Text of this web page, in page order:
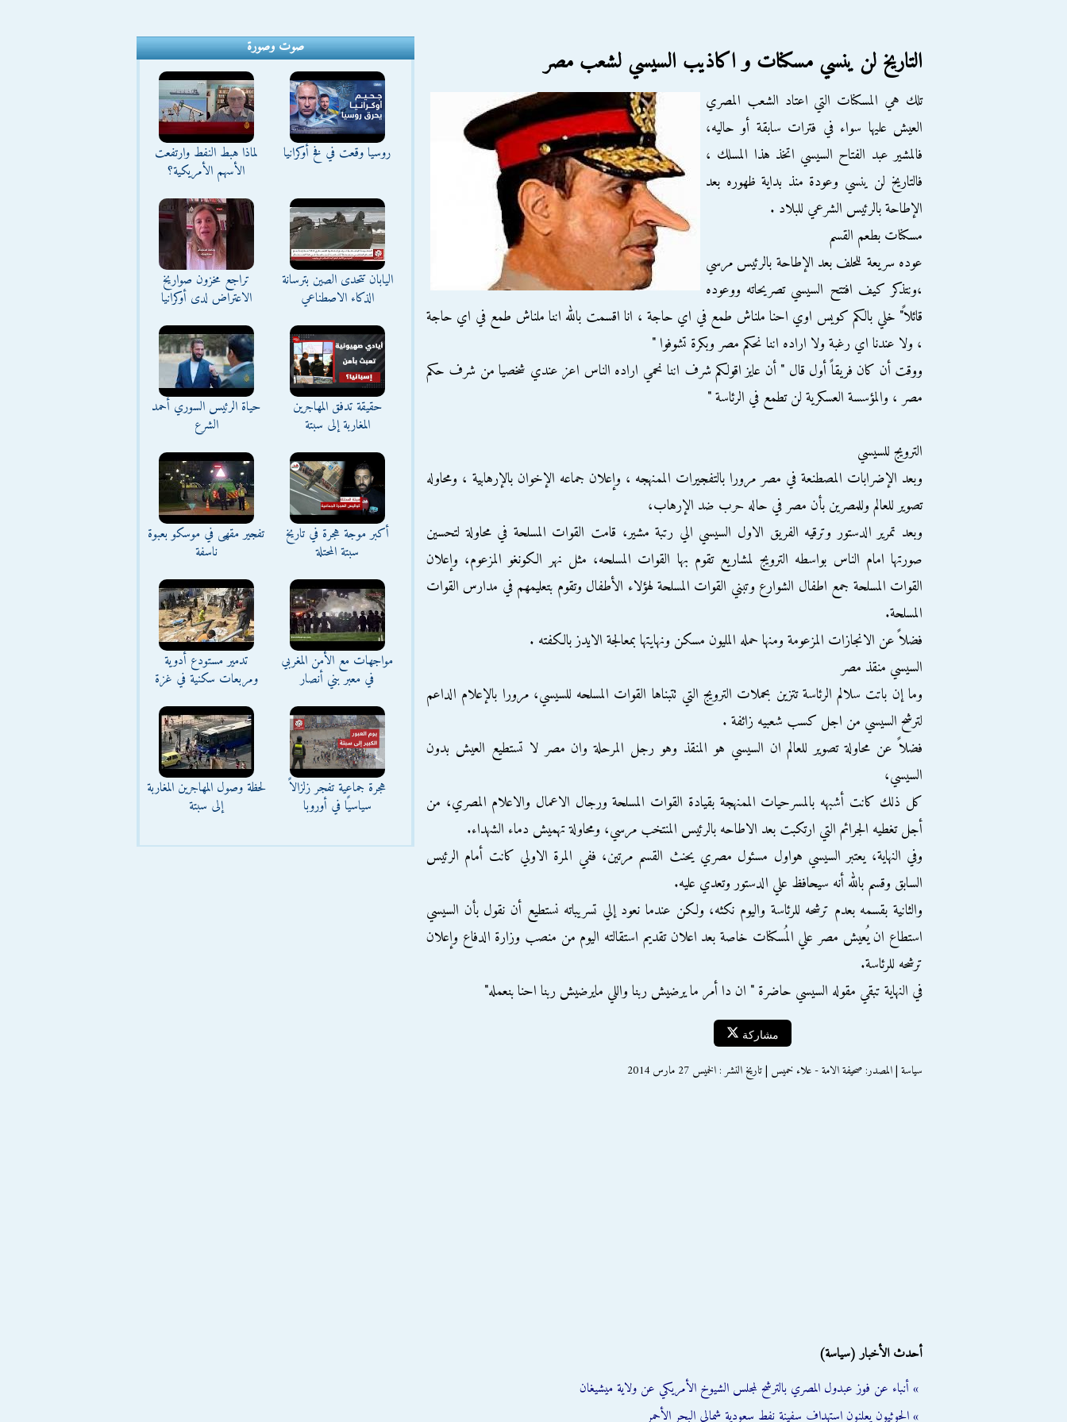
التاريخ لن ينسي مسكنات و اكاذيب السيسي لشعب مصر
تلك هي المسكنات التي اعتاد الشعب المصري
العيش عليها سواء في فترات سابقة أو حاليه،
فالمشير عبد الفتاح السيسي اتخذ هذا المسلك ،
فالتاريخ لن ينسي وعودة منذ بداية ظهوره بعد
الإطاحة بالرئيس الشرعي للبلاد .
مسكنات بطعم القسم
عوده سريعة للحلف بعد الإطاحة بالرئيس مرسي
،ونتذكر كيف افتتح السيسي تصريحاته ووعوده
قائلاً" خلي بالكم كويس اوي احنا ملناش طمع في اي حاجة ، انا اقسمت بالله اننا ملناش طمع في اي حاجة
، ولا عندنا اي رغبة ولا اراده اننا نحكم مصر وبكرة تشوفوا "
ووقت أن كان فريقاً أول قال " أن عايز اقولكم شرف اننا نحمي اراده الناس اعز عندي شخصيا من شرف حكم
مصر ، والمؤسسة العسكرية لن تطمع في الرئاسة "
الترويج للسيسي
وبعد الإضرابات المصطنعة في مصر مرورا بالتفجيرات الممنهجه ، وإعلان جماعه الإخوان بالإرهابية ، ومحاوله
تصوير للعالم وللمصرين بأن مصر في حاله حرب ضد الإرهاب،
وبعد تمرير الدستور وترقيه الفريق الاول السيسي الي رتبة مشير، قامت القوات المسلحة في محاولة لتحسين
صورتها امام الناس بواسطه الترويج لمشاريع تقوم بها القوات المسلحه، مثل نهر الكونغو المزعوم، وإعلان
القوات المسلحة جمع اطفال الشوارع وتبني القوات المسلحة لهؤلاء الأطفال وتقوم بتعليمهم في مدارس القوات
المسلحة.
فضلاً عن الانجازات المزعومة ومنها حمله المليون مسكن ونهايتها بمعالجة الايدز بالكفته .
السيسي منقذ مصر
وما إن باتت سلالم الرئاسة تتزين بحملات الترويج التي تتبناها القوات المسلحه للسيسي، مرورا بالإعلام الداعم
لترشح السيسي من اجل كسب شعبيه زائفة .
فضلاً عن محاولة تصوير للعالم ان السيسي هو المنقذ وهو رجل المرحلة وان مصر لا تستطيع العيش بدون
السيسي،
كل ذلك كانت أشبهه بالمسرحيات الممنهجة بقيادة القوات المسلحة ورجال الاعمال والاعلام المصري، من
أجل تغطيه الجرائم التي ارتكبت بعد الاطاحه بالرئيس المنتخب مرسي، ومحاولة تهميش دماء الشهداء.
وفي النهاية، يعتبر السيسي هواول مسئول مصري يحنث القسم مرتين، ففي المرة الاولي كانت أمام الرئيس
السابق وقسم بالله أنه سيحافظ علي الدستور وتعدي عليه.
والثانية بقسمه بعدم ترشحه للرئاسة واليوم نكثه، ولكن عندما نعود إلي تسريباته نستطيع أن نقول بأن السيسي
استطاع ان يُعيش مصر علي المُسكنات خاصة بعد اعلان تقديم استقالته اليوم من منصب وزارة الدفاع وإعلان
ترشحه للرئاسة.
في النهاية تبقي مقوله السيسي حاضرة " ان دا أمر ما يرضيش ربنا واللي مايرضيش ربنا احنا بنعمله"
مشاركة
سياسة | المصدر: صحيفة الامة - علاء خميس | تاريخ النشر : الخميس 27 مارس 2014
أحدث الأخبار (سياسة)
» أنباء عن فوز عبدول المصري بالترشح لمجلس الشيوخ الأمريكي عن ولاية ميشيغان
» الحوثيون يعلنون استهداف سفينة نفط سعودية شمالي البحر الأحمر
صوت وصورة
روسيا وقعت في فخ أوكرانيا
لماذا هبط النفط وارتفعت
الأسهم الأمريكية؟
اليابان تتحدى الصين بترسانة
الذكاء الاصطناعي
تراجع مخزون صواريخ
الاعتراض لدى أوكرانيا
حقيقة تدفق المهاجرين
المغاربة إلى سبتة
حياة الرئيس السوري أحمد
الشرع
أكبر موجة هجرة في تاريخ
سبتة المحتلة
تفجير مقهى في موسكو بعبوة
ناسفة
مواجهات مع الأمن المغربي
في معبر بني أنصار
تدمير مستودع أدوية
ومربعات سكنية في غزة
هجرة جماعية تفجر زلزالاً
سياسيًا في أوروبا
لحظة وصول المهاجرين المغاربة
إلى سبتة